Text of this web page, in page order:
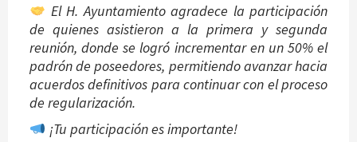
El H. Ayuntamiento agradece la participación
de quienes asistieron a la primera y segunda
reunión, donde se logró incrementar en un 50% el
padrón de poseedores, permitiendo avanzar hacia
acuerdos definitivos para continuar con el proceso
de regularización.
¡Tu participación es importante!